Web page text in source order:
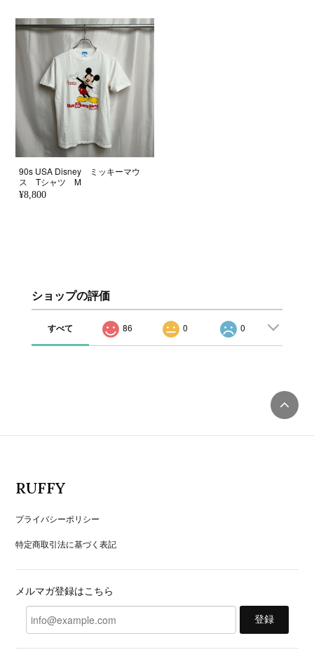
90s USA Disney ミッキーマウ
ス Tシャツ M
¥8,800
ショップの評価
すべて 86 0 0
RUFFY
プライバシーポリシー
特定商取引法に基づく表記
メルマガ登録はこちら
登録